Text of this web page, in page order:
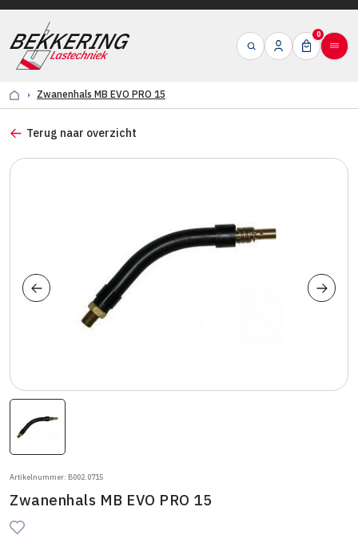
0
Zwanenhals MB EVO PRO 15
Terug naar overzicht
Artikelnummer: B002.0715
Zwanenhals MB EVO PRO 15